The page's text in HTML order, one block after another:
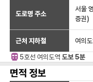
도로명 주소
서울
증권)
근처 지하철 여의
5호선 여의도역 도보 5분
면적 정보